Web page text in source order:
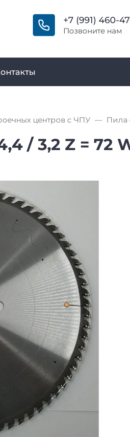
+7 (991) 460-
Позвоните нам
центров с ЧПУ
/ 3,2 Z = 72